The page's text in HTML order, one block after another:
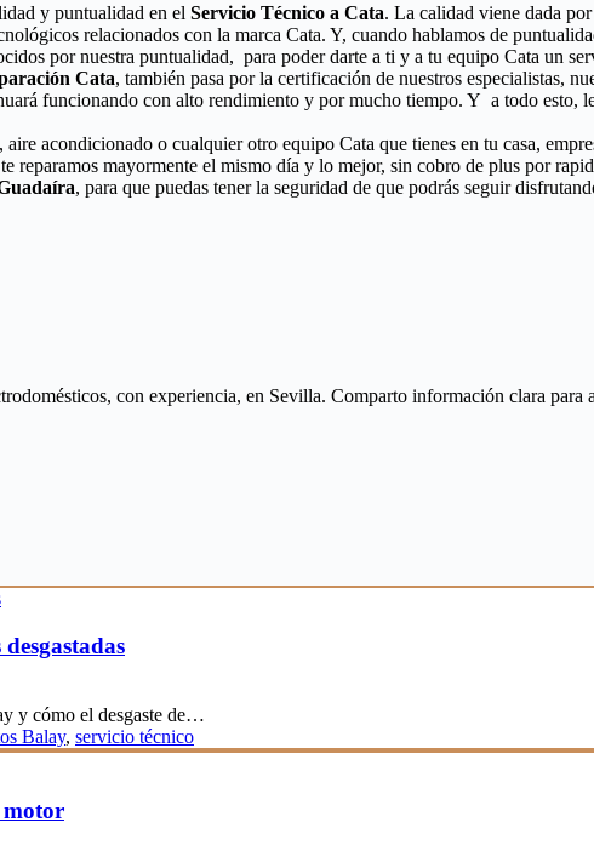
y puntualidad en el Servicio Técnico a Cata. La calidad viene dada
relacionados con la marca Cata. Y, cuando hablamos de
por nuestra puntualidad, para poder darte a ti y a tu equipo Cata un
Cata, también pasa por la certificación de nuestros especialistas,
funcionando con alto rendimiento y por mucho tiempo. Y a todo esto,
acondicionado o cualquier otro equipo Cata que tienes en tu casa,
reparamos mayormente el mismo día y lo mejor, sin cobro de plus por
, para que puedas tener la seguridad de que podrás seguir
con experiencia, en Sevilla. Comparto información clara para
y cómo el desgaste de…
Balay, servicio técnico